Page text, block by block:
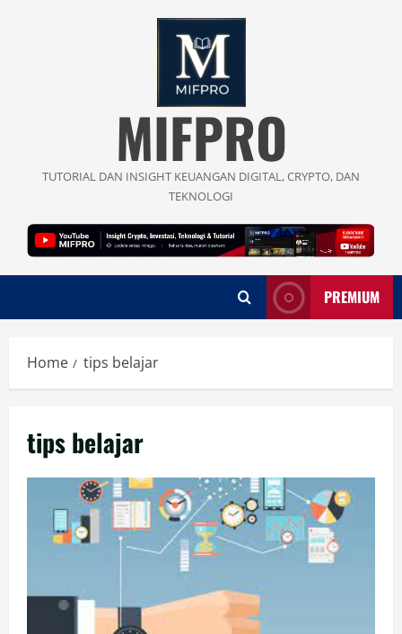
MIFPRO
TUTORIAL DAN INSIGHT KEUANGAN DIGITAL, CRYPTO, DAN
TEKNOLOGI
PREMIUM
Home tips belajar
tips belajar